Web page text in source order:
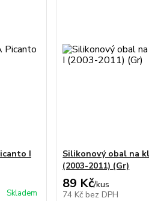
I
Skladem
Silikonový obal na
(2003-2011) (Gr)
89 Kč/kus
74 Kč bez DPH